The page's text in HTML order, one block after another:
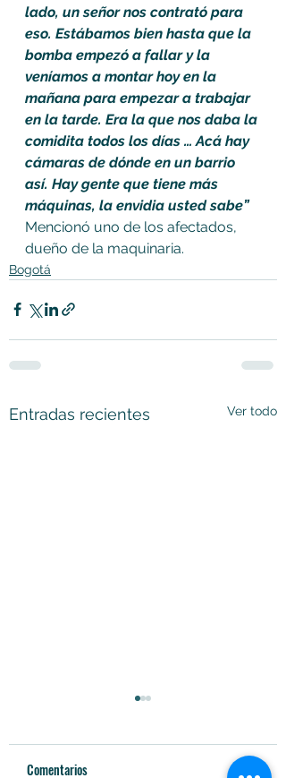
lado, un señor nos contrató para
eso. Estábamos bien hasta que la
bomba empezó a fallar y la
veníamos a montar hoy en la
mañana para empezar a trabajar
en la tarde. Era la que nos daba la
comidita todos los días … Acá hay
cámaras de dónde en un barrio
así. Hay gente que tiene más
máquinas, la envidia usted sabe”
Mencionó uno de los afectados,
dueño de la maquinaria.
Bogotá
Entradas recientes Ver todo
Comentarios